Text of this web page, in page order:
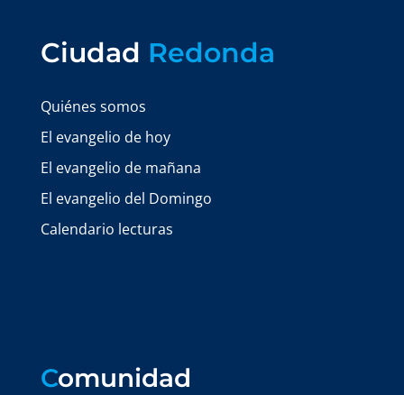
Ciudad Redonda
Quiénes somos
El evangelio de hoy
El evangelio de mañana
El evangelio del Domingo
Calendario lecturas
Comunidad